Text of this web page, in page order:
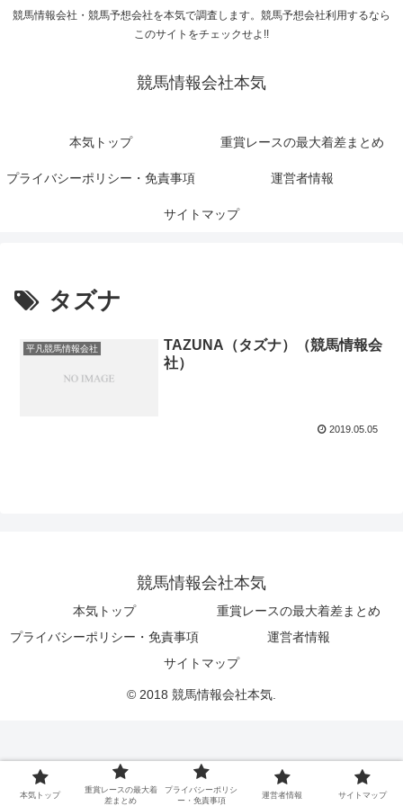
競馬情報会社・競馬予想会社を本気で調査します。競馬予想会社利用するなら
このサイトをチェックせよ!!
競馬情報会社本気
本気トップ 重賞レースの最大着差まとめ
プライバシーポリシー・免責事項 運営者情報
サイトマップ
タズナ
平凡競馬情報会社
TAZUNA（タズナ）（競馬情報会
社）
2019.05.05
競馬情報会社本気
本気トップ
重賞レースの最大着差まとめ
プライバシーポリシー・免責事項
運営者情報
サイトマップ
© 2018 競馬情報会社本気.
本気トップ
重賞レースの最大着
差まとめ
プライバシーポリシ
ー・免責事項
運営者情報 サイトマップ